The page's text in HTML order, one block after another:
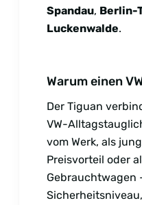
Spandau, Berlin-
Luckenwalde.
Warum einen
Der Tiguan
VW-
vom Werk, als
Preisvorteil oder
Gebrauchtwagen